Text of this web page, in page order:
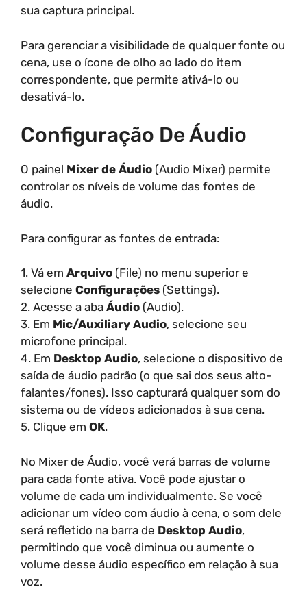
sua captura principal.
Para gerenciar a visibilidade de qualquer fonte ou
cena, use o ícone de olho ao lado do item
correspondente, que permite ativá-lo ou
desativá-lo.
Configuração De Áudio
O painel Mixer de Áudio (Audio Mixer) permite
controlar os níveis de volume das fontes de
áudio.
Para configurar as fontes de entrada:
1. Vá em Arquivo (File) no menu superior e
selecione Configurações (Settings).
2. Acesse a aba Áudio (Audio).
3. Em Mic/Auxiliary Audio, selecione seu
microfone principal.
4. Em Desktop Audio, selecione o dispositivo de
saída de áudio padrão (o que sai dos seus alto-
falantes/fones). Isso capturará qualquer som do
sistema ou de vídeos adicionados à sua cena.
5. Clique em OK.
No Mixer de Áudio, você verá barras de volume
para cada fonte ativa. Você pode ajustar o
volume de cada um individualmente. Se você
adicionar um vídeo com áudio à cena, o som dele
será refletido na barra de Desktop Audio,
permitindo que você diminua ou aumente o
volume desse áudio específico em relação à sua
voz.